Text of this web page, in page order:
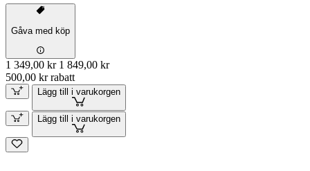
Gåva med köp
1 349,00 kr 1 849,00 kr
500,00 kr rabatt
Lägg till i varukorgen
Lägg till i varukorgen